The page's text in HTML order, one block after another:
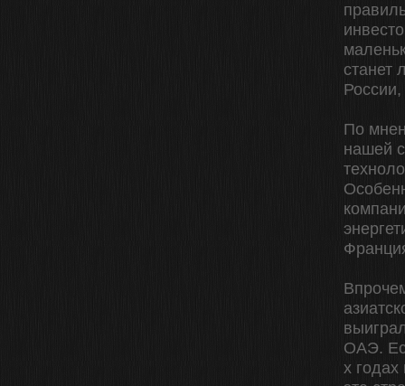
станет
России,
По
нашей
ОАЭ.
х